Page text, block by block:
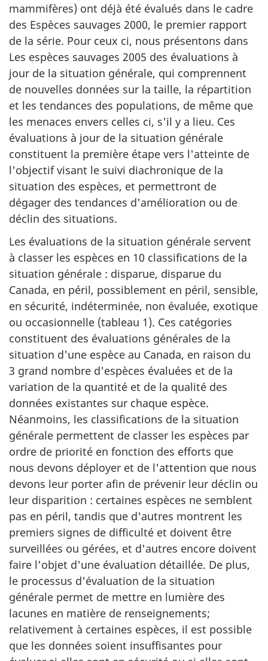
mammifères) ont déjà été évalués dans le cadre
des Espèces sauvages 2000, le premier rapport
de la série. Pour ceux ci, nous présentons dans
Les espèces sauvages 2005 des évaluations à
jour de la situation générale, qui comprennent
de nouvelles données sur la taille, la répartition
et les tendances des populations, de même que
les menaces envers celles ci, s'il y a lieu. Ces
évaluations à jour de la situation générale
constituent la première étape vers l'atteinte de
l'objectif visant le suivi diachronique de la
situation des espèces, et permettront de
dégager des tendances d'amélioration ou de
déclin des situations.
Les évaluations de la situation générale servent
à classer les espèces en 10 classifications de la
situation générale : disparue, disparue du
Canada, en péril, possiblement en péril, sensible,
en sécurité, indéterminée, non évaluée, exotique
ou occasionnelle (tableau 1). Ces catégories
constituent des évaluations générales de la
situation d'une espèce au Canada, en raison du
3 grand nombre d'espèces évaluées et de la
variation de la quantité et de la qualité des
données existantes sur chaque espèce.
Néanmoins, les classifications de la situation
générale permettent de classer les espèces par
ordre de priorité en fonction des efforts que
nous devons déployer et de l'attention que nous
devons leur porter afin de prévenir leur déclin ou
leur disparition : certaines espèces ne semblent
pas en péril, tandis que d'autres montrent les
premiers signes de difficulté et doivent être
surveillées ou gérées, et d'autres encore doivent
faire l'objet d'une évaluation détaillée. De plus,
le processus d'évaluation de la situation
générale permet de mettre en lumière des
lacunes en matière de renseignements;
relativement à certaines espèces, il est possible
que les données soient insuffisantes pour